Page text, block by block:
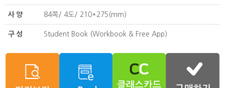
사양 84쪽/ 4도/ 210*275(mm)
구성 Student Book (Workbook & Free App)